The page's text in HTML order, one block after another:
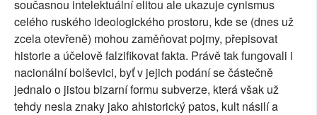
současnou intelektuální elitou ale ukazuje cynismus
celého ruského ideologického prostoru, kde se (dnes už
zcela otevřeně) mohou zaměňovat pojmy, přepisovat
historie a účelově falzifikovat fakta. Právě tak fungovali i
nacionální bolševici, byť v jejich podání se částečně
jednalo o jistou bizarní formu subverze, která však už
tehdy nesla znaky jako ahistorický patos, kult násilí a